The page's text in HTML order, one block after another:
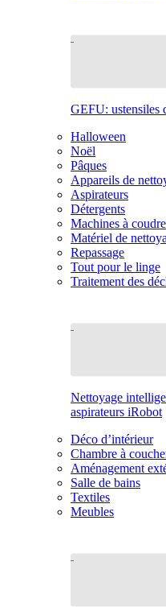
GEFU: ustensiles
Halloween
Noël
Pâques
Appareils de
Aspirateurs
Détergents
Machines à
Matériel de
Repassage
Tout pour le linge
Traitement des
Nettoyage
aspirateurs iRobot
Déco d’intérieur
Chambre à
Aménagement
Salle de bains
Textiles
Meubles